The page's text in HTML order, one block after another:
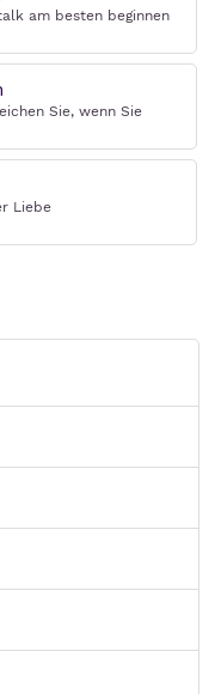
am besten beginnen
Sie, wenn Sie
Liebe